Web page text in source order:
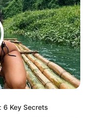
6 Key Secrets